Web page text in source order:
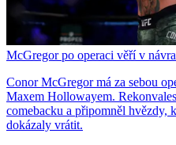
McGregor po operaci věří v
Conor McGregor má za sebou
Maxem Hollowayem.
comebacku a připomněl hvězdy,
dokázaly vrátit.